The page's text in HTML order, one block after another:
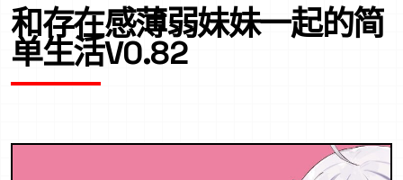
和存在感薄弱妹妹一起的简
单生活V0.82